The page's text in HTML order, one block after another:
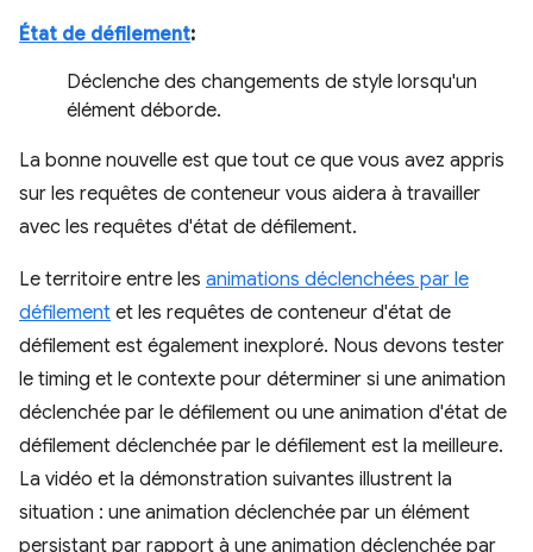
État de défilement:
Déclenche des changements de style lorsqu'un
élément déborde.
La bonne nouvelle est que tout ce que vous avez appris
sur les requêtes de conteneur vous aidera à travailler
avec les requêtes d'état de défilement.
Le territoire entre les animations déclenchées par le
défilement et les requêtes de conteneur d'état de
défilement est également inexploré. Nous devons tester
le timing et le contexte pour déterminer si une animation
déclenchée par le défilement ou une animation d'état de
défilement déclenchée par le défilement est la meilleure.
La vidéo et la démonstration suivantes illustrent la
situation : une animation déclenchée par un élément
persistant par rapport à une animation déclenchée par